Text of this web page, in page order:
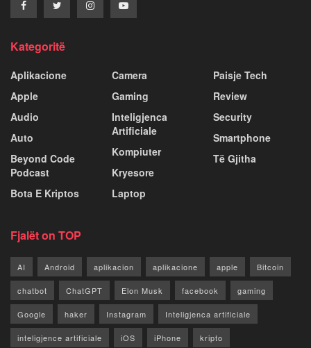
Kategoritë
Aplikacione
Apple
Audio
Auto
Beyond Code
Podcast
Bota E Kriptos
Camera
Gaming
Inteligjenca
Artificiale
Kompiuter
Kryesore
Laptop
Paisje Tech
Review
Security
Smartphone
Të Gjitha
Fjalët on TOP
AI Android aplikacion aplikacione apple Bitcoin
chatbot ChatGPT Elon Musk facebook gaming
Google haker Instagram Inteligjenca artificiale
inteligjence artificiale iOS iPhone kripto